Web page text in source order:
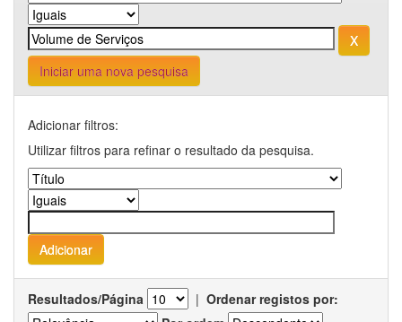
Iniciar uma nova pesquisa
Adicionar filtros:
Utilizar filtros para refinar o resultado da pesquisa.
Resultados/Página | Ordenar registos por: